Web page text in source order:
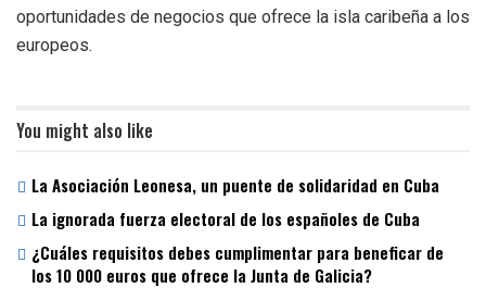
oportunidades de negocios que ofrece la isla caribeña a los
europeos.
You might also like
La Asociación Leonesa, un puente de solidaridad en Cuba
La ignorada fuerza electoral de los españoles de Cuba
¿Cuáles requisitos debes cumplimentar para beneficar de
los 10 000 euros que ofrece la Junta de Galicia?